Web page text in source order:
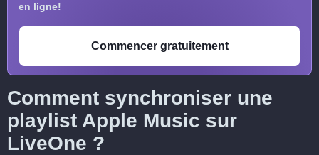
en ligne!
Commencer gratuitement
Comment synchroniser une
playlist Apple Music sur
LiveOne ?